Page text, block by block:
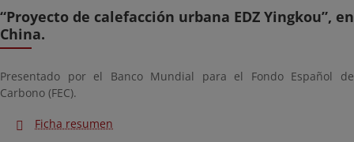
“Proyecto de calefacción urbana EDZ Yingkou”, en
China.
Presentado por el Banco Mundial para el Fondo Español de
Carbono (FEC).
Ficha resumen